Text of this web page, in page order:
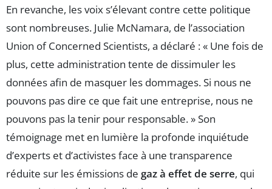
En revanche, les voix s’élevant contre cette politique
sont nombreuses. Julie McNamara, de l’association
Union of Concerned Scientists, a déclaré : « Une fois de
plus, cette administration tente de dissimuler les
données afin de masquer les dommages. Si nous ne
pouvons pas dire ce que fait une entreprise, nous ne
pouvons pas la tenir pour responsable. » Son
témoignage met en lumière la profonde inquiétude
d’experts et d’activistes face à une transparence
réduite sur les émissions de gaz à effet de serre, qui